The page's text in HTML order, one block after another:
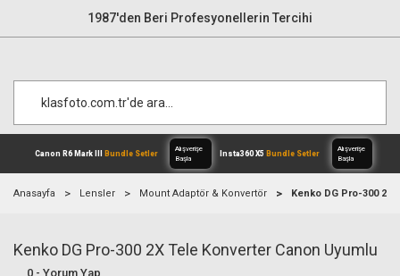
1987'den Beri Profesyonellerin Tercihi
Canon R6 Mark III Bundle Setler
Alışverişe
Anasayfa Lensler Mount Adaptör & Konvertör Kenko DG Pro-300
Kenko DG Pro-300 2X Tele Konverter Canon Uyumlu
0 - Yorum Yap